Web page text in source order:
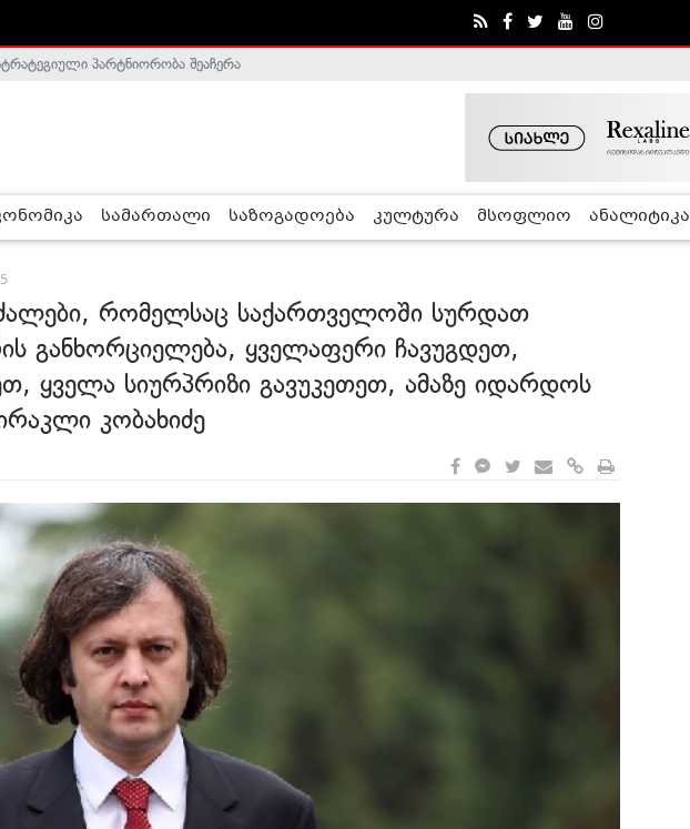
არალეგიტიმურია - ჰელსინკის კომისია
პარტნიორობა შეაჩერა
სამართალი საზოგადოება კულტურა მსოფლიო ანალიტიკა
ძალები, რომელსაც საქართველოში სურდათ
განხორციელება, ყველაფერი ჩავუგდეთ,
ყველა სიურპრიზი გავუკეთეთ, ამაზე იდარდოს
კობახიძე